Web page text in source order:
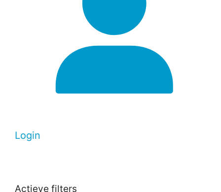
Login
Actieve filters